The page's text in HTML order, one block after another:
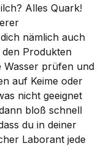
Alles Quark!
nämlich auch
Produkten
Wasser prüfen und
auf Keime oder
nicht geeignet
bloß schnell
du in deiner
Laborant jede